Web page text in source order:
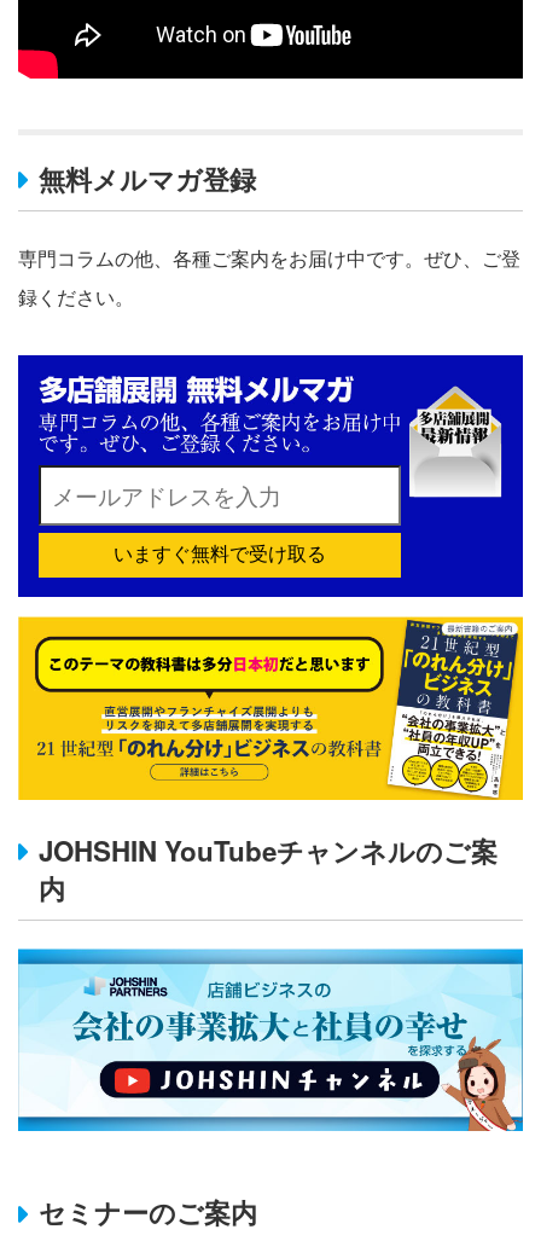
無料メルマガ登録
専門コラムの他、各種ご案内をお届け中です。ぜひ、ご登
録ください。
いますぐ無料で受け取る
JOHSHIN YouTubeチャンネルのご案
内
セミナーのご案内